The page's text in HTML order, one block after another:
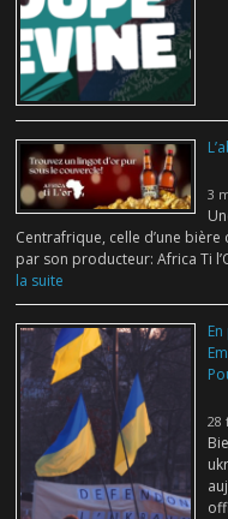
3
Centrafrique, celle d’une
par son producteur: Africa Ti
la suite
28